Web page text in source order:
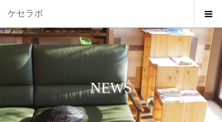
ケセラボ
NEWS